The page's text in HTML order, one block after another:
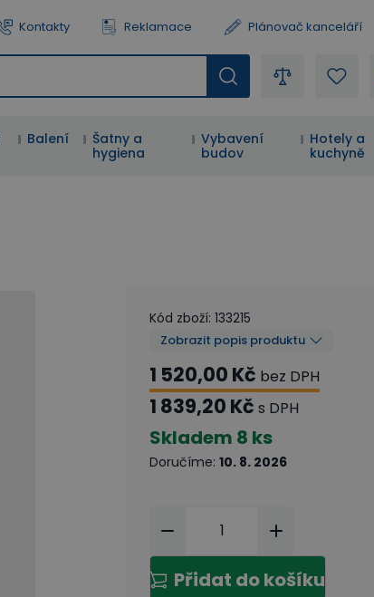
Kontakty Reklamace Plánovač kanceláří
Balení
Šatny a
hygiena
Vybavení
budov
Hotely a
kuchyně
Kód zboží: 133215
Zobrazit popis produktu
1 520,00 Kč bez DPH
1 839,20 Kč s DPH
Skladem 8 ks
Doručíme: 10. 8. 2026
Přidat do košíku